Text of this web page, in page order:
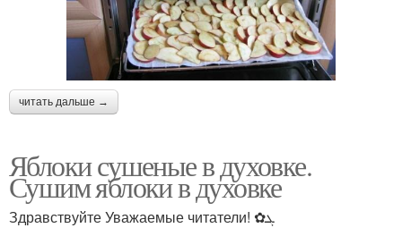
читать дальше →
Яблоки сушеные в духовке.
Сушим яблоки в духовке
Здравствуйте Уважаемые читатели! ✿ܓ